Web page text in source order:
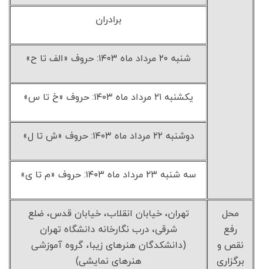
برادران
شنبه ۲۰ مرداد ماه ۱۴۰۳: حروف «الف تا ح»
یکشنبه ۲۱ مرداد ماه ۱۴۰۳: حروف «خ تا س»
دوشنبه ۲۲ مرداد ماه ۱۴۰۳: حروف «ش تا ل»
سه شنبه ۲۳ مرداد ماه ۱۴۰۳: حروف «م تا ی»
محل
رفع
نقص و
برگزاری
تهران، خیابان انقلاب، خیابان قدس، ضلع
شرقی، درب نگارخانه دانشگاه تهران
(دانشکدگان هنرهای زیبا، گروه آموزشی
هنرهای نمایشی)